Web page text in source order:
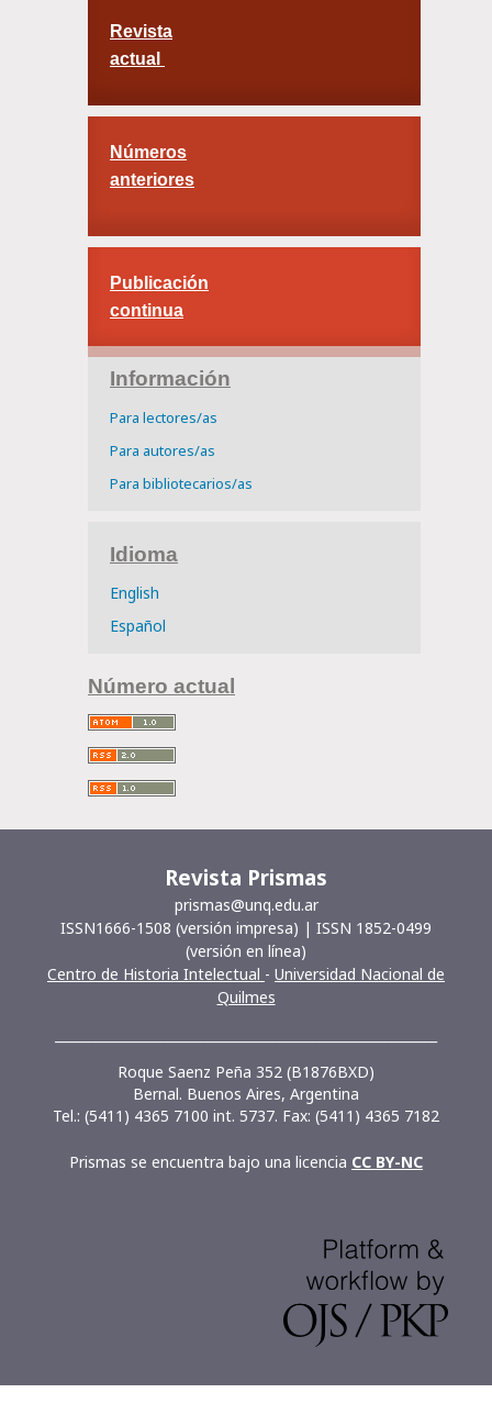
Revista
actual
Números
anteriores
Publicación
continua
Información
Para lectores/as
Para autores/as
Para bibliotecarios/as
Idioma
English
Español
Número actual
Revista Prismas
prismas@unq.edu.ar
ISSN1666-1508 (versión impresa) | ISSN 1852-0499
(versión en línea)
Centro de Historia Intelectual - Universidad Nacional de
Quilmes
Roque Saenz Peña 352 (B1876BXD)
Bernal. Buenos Aires, Argentina
Tel.: (5411) 4365 7100 int. 5737. Fax: (5411) 4365 7182
Prismas se encuentra bajo una licencia CC BY-NC